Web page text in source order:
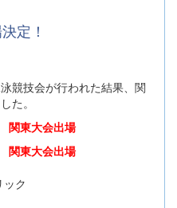
定！
競技会が行われた結果、関
た。
関東大会出場
関東大会出場
ク